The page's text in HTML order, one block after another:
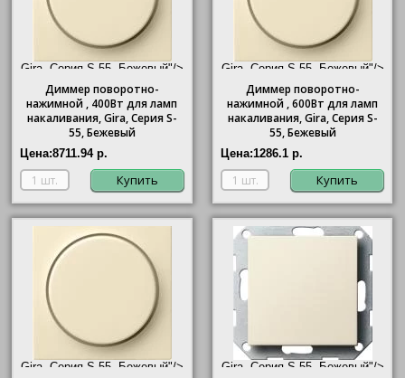
Gira, Серия S-55, Бежевый"/>
Диммер поворотно-
нажимной , 400Вт для ламп
накаливания,Gira, Серия S-
55, Бежевый
Цена:8711.94 р.
Купить
Gira, Серия S-55, Бежевый"/>
Диммер поворотно-
нажимной , 600Вт для ламп
накаливания,Gira, Серия S-
55, Бежевый
Цена:1286.1 р.
Купить
Gira, Серия S-55, Бежевый"/> Gira, Серия S-55, Бежевый"/>